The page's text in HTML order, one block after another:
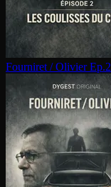
Fourniret / Olivier Ep.2